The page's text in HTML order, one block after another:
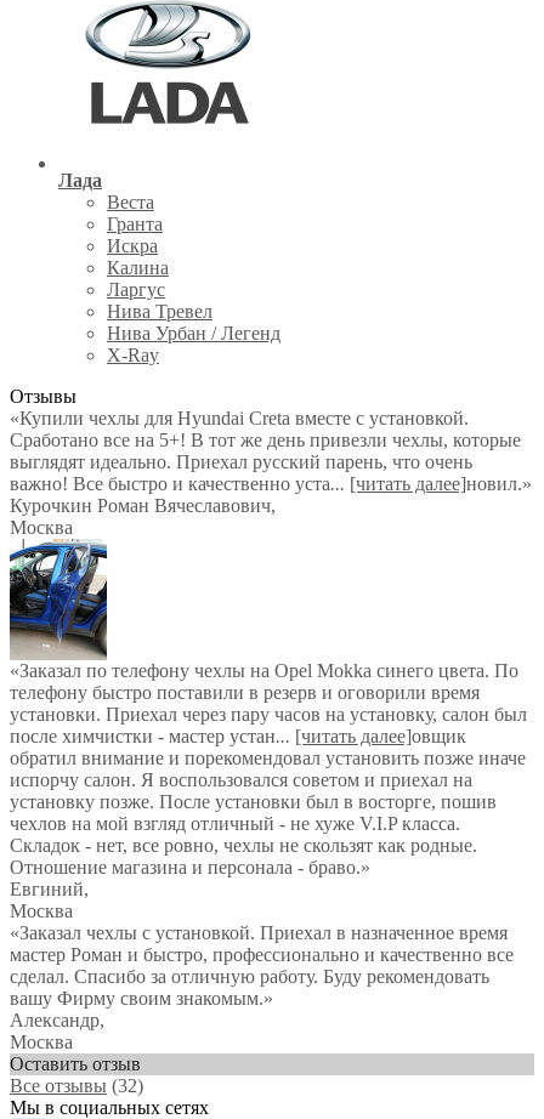
Лада
Веста
Гранта
Искра
Калина
Ларгус
Нива Тревел
Нива Урбан / Легенд
X-Ray
Отзывы
«Купили чехлы для Hyundai Creta вместе с установкой.
Сработано все на 5+! В тот же день привезли чехлы, которые
выглядят идеально. Приехал русский парень, что очень
важно! Все быстро и качественно уста... [читать далее]новил.»
Курочкин Роман Вячеславович,
Москва
«Заказал по телефону чехлы на Opel Mokka синего цвета. По
телефону быстро поставили в резерв и оговорили время
установки. Приехал через пару часов на установку, салон был
после химчистки - мастер устан... [читать далее]овщик
обратил внимание и порекомендовал установить позже иначе
испорчу салон. Я воспользовался советом и приехал на
установку позже. После установки был в восторге, пошив
чехлов на мой взгляд отличный - не хуже V.I.P класса.
Складок - нет, все ровно, чехлы не скользят как родные.
Отношение магазина и персонала - браво.»
Евгиний,
Москва
«Заказал чехлы с установкой. Приехал в назначенное время
мастер Роман и быстро, профессионально и качественно все
сделал. Спасибо за отличную работу. Буду рекомендовать
вашу Фирму своим знакомым.»
Александр,
Москва
Оставить отзыв
Все отзывы (32)
Мы в социальных сетях